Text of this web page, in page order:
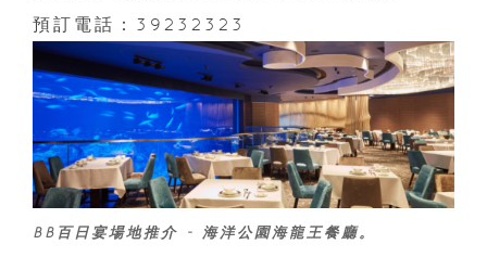
預訂電話：39232323
BB百日宴場地推介 - 海洋公園海龍王餐廳。